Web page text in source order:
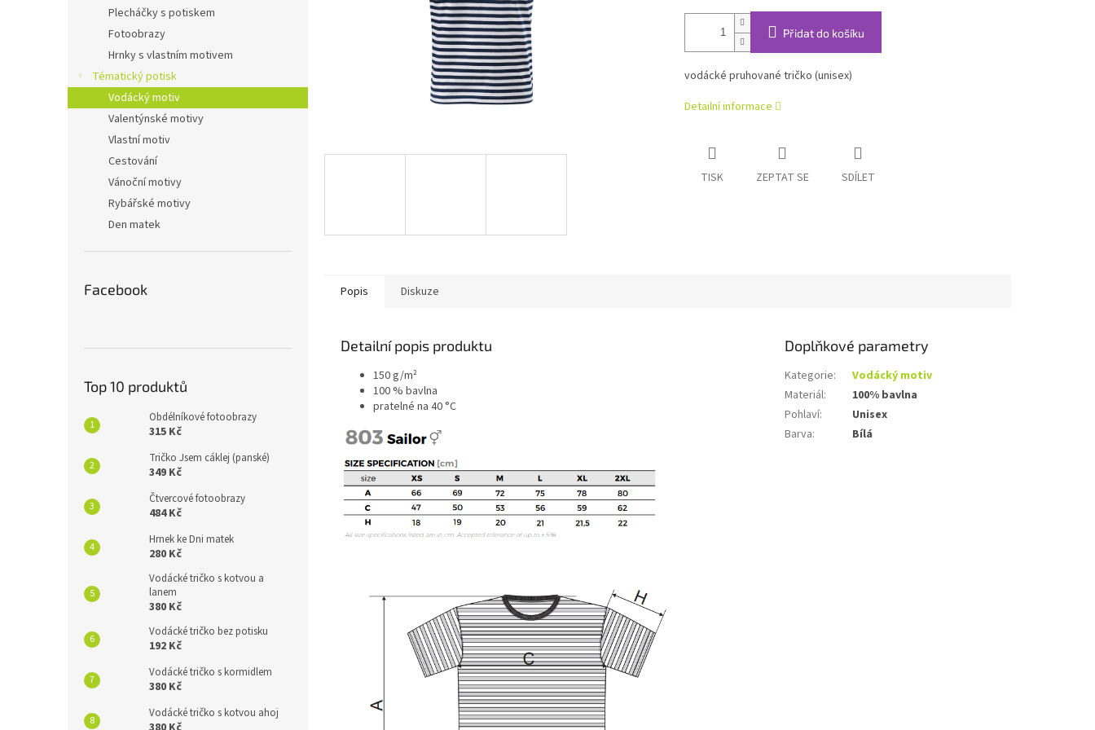
Plecháčky s potiskem
Fotoobrazy
Hrnky s vlastním motivem
Tématický potisk
Vodácký motiv
Valentýnské motivy
Vlastní motiv
Cestování
Vánoční motivy
Rybářské motivy
Den matek
Facebook
Top 10 produktů
Obdélníkové fotoobrazy
315 Kč
Tričko Jsem cáklej (panské)
349 Kč
Čtvercové fotoobrazy
484 Kč
Hrnek ke Dni matek
280 Kč
Vodácké tričko s kotvou a
lanem
380 Kč
Vodácké tričko bez potisku
192 Kč
Vodácké tričko s kormidlem
380 Kč
Vodácké tričko s kotvou ahoj
Přidat do košíku
vodácké pruhované tričko (unisex)
Detailní informace
TISK ZEPTAT SE SDÍLET
Popis Diskuze
Detailní popis produktu
150 g/m²
100 % bavlna
pratelné na 40 °C
Doplňkové parametry
Kategorie:
Vodácký motiv
Materiál:
100% bavlna
Pohlaví:
Unisex
Barva: Bílá